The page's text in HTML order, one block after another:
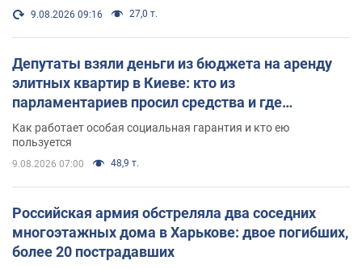
9.08.2026 09:16 27,0 т.
Депутаты взяли деньги из бюджета на аренду
элитных квартир в Киеве: кто из
парламентариев просил средства и где
поселился
Как работает особая социальная гарантия и кто ею
пользуется
9.08.2026 07:00 48,9 т.
Российская армия обстреляла два соседних
многоэтажных дома в Харькове: двое погибших,
более 20 пострадавших